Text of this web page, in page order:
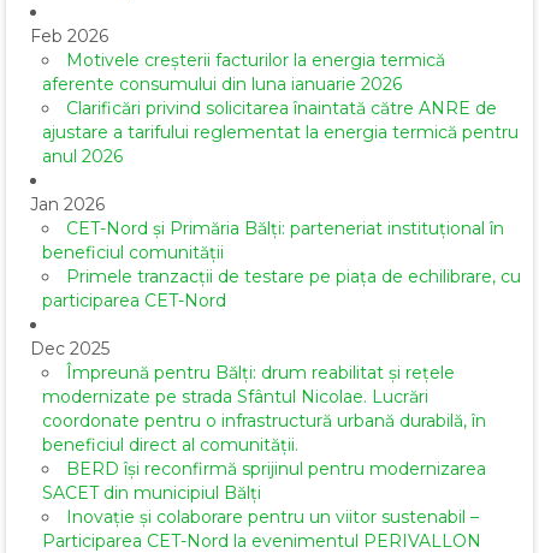
Feb 2026
Motivele creșterii facturilor la energia termică
aferente consumului din luna ianuarie 2026
Clarificări privind solicitarea înaintată către ANRE de
ajustare a tarifului reglementat la energia termică pentru
anul 2026
Jan 2026
CET-Nord și Primăria Bălți: parteneriat instituțional în
beneficiul comunității
Primele tranzacții de testare pe piața de echilibrare, cu
participarea CET-Nord
Dec 2025
Împreună pentru Bălți: drum reabilitat și rețele
modernizate pe strada Sfântul Nicolae. Lucrări
coordonate pentru o infrastructură urbană durabilă, în
beneficiul direct al comunității.
BERD își reconfirmă sprijinul pentru modernizarea
SACET din municipiul Bălți
Inovație și colaborare pentru un viitor sustenabil –
Participarea CET-Nord la evenimentul PERIVALLON